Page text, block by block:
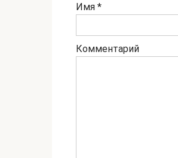
Имя *
Комментарий